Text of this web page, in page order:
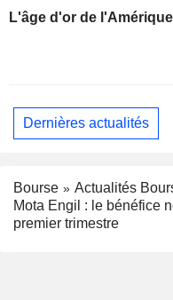
L'âge d'or de
Dernières actualités
Bourse
Actualités
Mota Engil : le bénéfice
premier trimestre